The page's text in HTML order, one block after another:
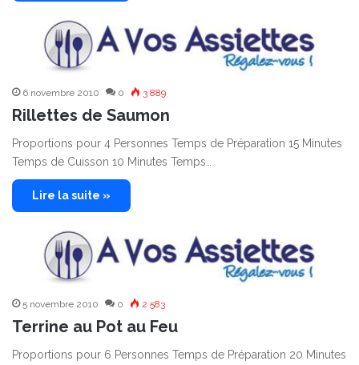
6 novembre 2010 0 3 889
Rillettes de Saumon
Proportions pour 4 Personnes Temps de Préparation 15 Minutes
Temps de Cuisson 10 Minutes Temps…
Lire la suite »
5 novembre 2010 0 2 583
Terrine au Pot au Feu
Proportions pour 6 Personnes Temps de Préparation 20 Minutes